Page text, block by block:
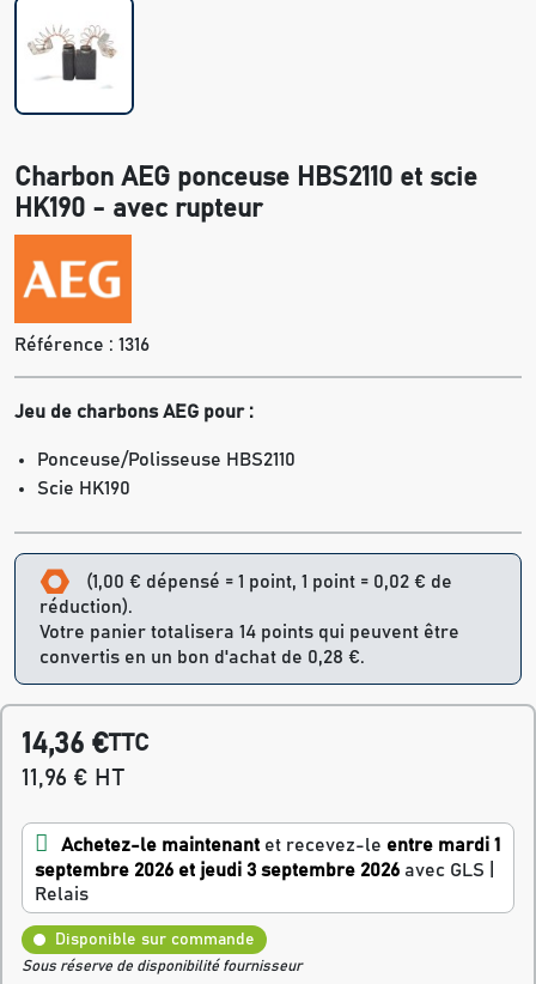
Charbon AEG ponceuse HBS2110 et scie
HK190 - avec rupteur
Référence : 1316
Jeu de charbons AEG pour :
Ponceuse/Polisseuse HBS2110
Scie HK190
(1,00 € dépensé = 1 point, 1 point = 0,02 € de
réduction).
Votre panier totalisera 14 points qui peuvent être
convertis en un bon d'achat de 0,28 €.
14,36 €TTC
11,96 € HT
Achetez-le maintenant et recevez-le entre mardi 1
septembre 2026 et jeudi 3 septembre 2026 avec GLS |
Relais
Disponible sur commande
Sous réserve de disponibilité fournisseur